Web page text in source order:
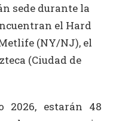
sede durante la
el Hard
(NY/NJ), el
(Ciudad de
2026, estarán 48